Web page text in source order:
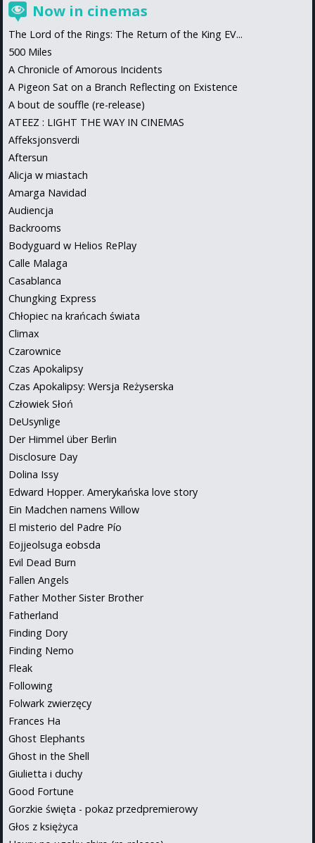
Now in cinemas
The Lord of the Rings: The Return of the King EV...
500 Miles
A Chronicle of Amorous Incidents
A Pigeon Sat on a Branch Reflecting on Existence
A bout de souffle (re-release)
ATEEZ : LIGHT THE WAY IN CINEMAS
Affeksjonsverdi
Aftersun
Alicja w miastach
Amarga Navidad
Audiencja
Backrooms
Bodyguard w Helios RePlay
Calle Malaga
Casablanca
Chungking Express
Chłopiec na krańcach świata
Climax
Czarownice
Czas Apokalipsy
Czas Apokalipsy: Wersja Reżyserska
Człowiek Słoń
DeUsynlige
Der Himmel über Berlin
Disclosure Day
Dolina Issy
Edward Hopper. Amerykańska love story
Ein Madchen namens Willow
El misterio del Padre Pío
Eojjeolsuga eobsda
Evil Dead Burn
Fallen Angels
Father Mother Sister Brother
Fatherland
Finding Dory
Finding Nemo
Fleak
Following
Folwark zwierzęcy
Frances Ha
Ghost Elephants
Ghost in the Shell
Giulietta i duchy
Good Fortune
Gorzkie święta - pokaz przedpremierowy
Głos z księżyca